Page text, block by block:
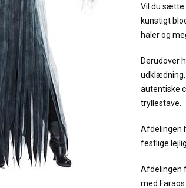
Vil du sætte
kunstigt
haler og
Derudover
udklædning,
autentiske
tryllestave.
Afdelingen
festlige
Afdelingen
med